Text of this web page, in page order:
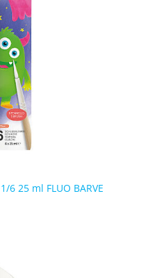
6 25 ml FLUO BARVE